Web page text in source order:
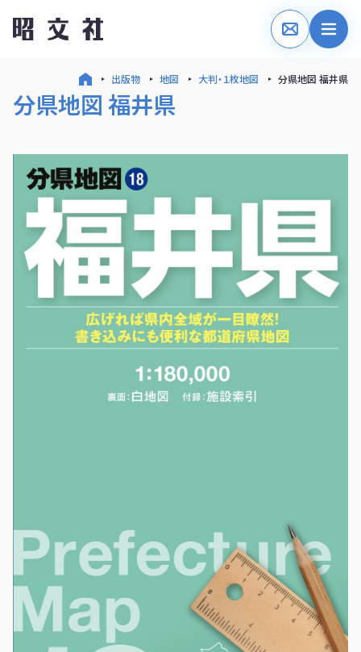
分県地図 福井県
出版物 地図 大判・１枚地図 分県地図 福井県